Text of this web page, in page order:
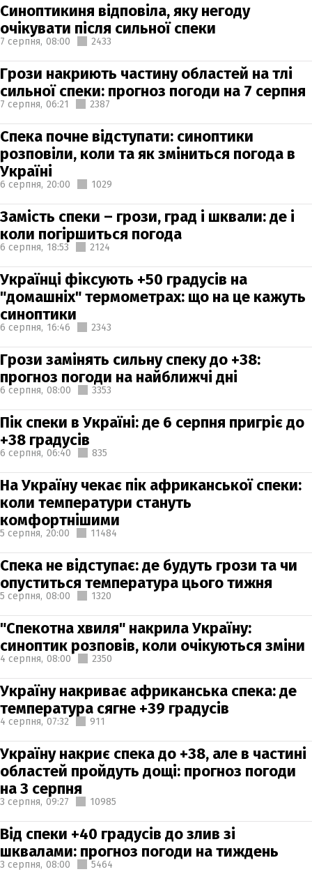
Синоптикиня відповіла, яку негоду
очікувати після сильної спеки
7 серпня, 08:00 2433
Грози накриють частину областей на тлі
сильної спеки: прогноз погоди на 7 серпня
7 серпня, 06:21 2387
Спека почне відступати: синоптики
розповіли, коли та як зміниться погода в
Україні
6 серпня, 20:00 1029
Замість спеки – грози, град і шквали: де і
коли погіршиться погода
6 серпня, 18:53 2124
Українці фіксують +50 градусів на
"домашніх" термометрах: що на це кажуть
синоптики
6 серпня, 16:46 2343
Грози замінять сильну спеку до +38:
прогноз погоди на найближчі дні
6 серпня, 08:00 3353
Пік спеки в Україні: де 6 серпня пригріє до
+38 градусів
6 серпня, 06:40 835
На Україну чекає пік африканської спеки:
коли температури стануть
комфортнішими
5 серпня, 20:00 11484
Спека не відступає: де будуть грози та чи
опуститься температура цього тижня
5 серпня, 08:00 1320
"Спекотна хвиля" накрила Україну:
синоптик розповів, коли очікуються зміни
4 серпня, 08:00 2350
Україну накриває африканська спека: де
температура сягне +39 градусів
4 серпня, 07:32 911
Україну накриє спека до +38, але в частині
областей пройдуть дощі: прогноз погоди
на 3 серпня
3 серпня, 09:27 10985
Від спеки +40 градусів до злив зі
шквалами: прогноз погоди на тиждень
3 серпня, 08:00 5464